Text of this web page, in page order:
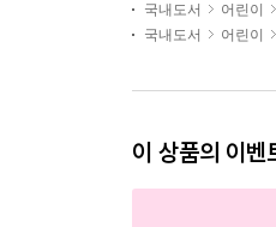
국내도서 어린이
국내도서
어린이
이 상품의 이벤